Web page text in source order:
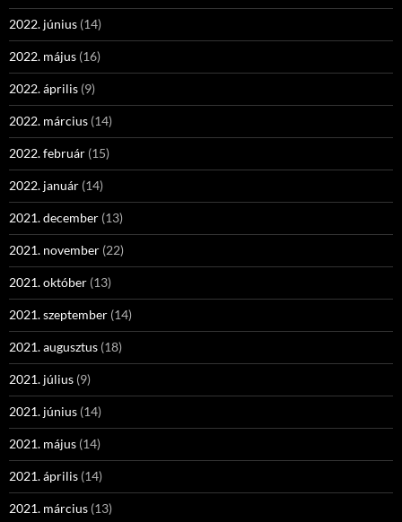
2022. június (14)
2022. május (16)
2022. április (9)
2022. március (14)
2022. február (15)
2022. január (14)
2021. december (13)
2021. november (22)
2021. október (13)
2021. szeptember (14)
2021. augusztus (18)
2021. július (9)
2021. június (14)
2021. május (14)
2021. április (14)
2021. március (13)